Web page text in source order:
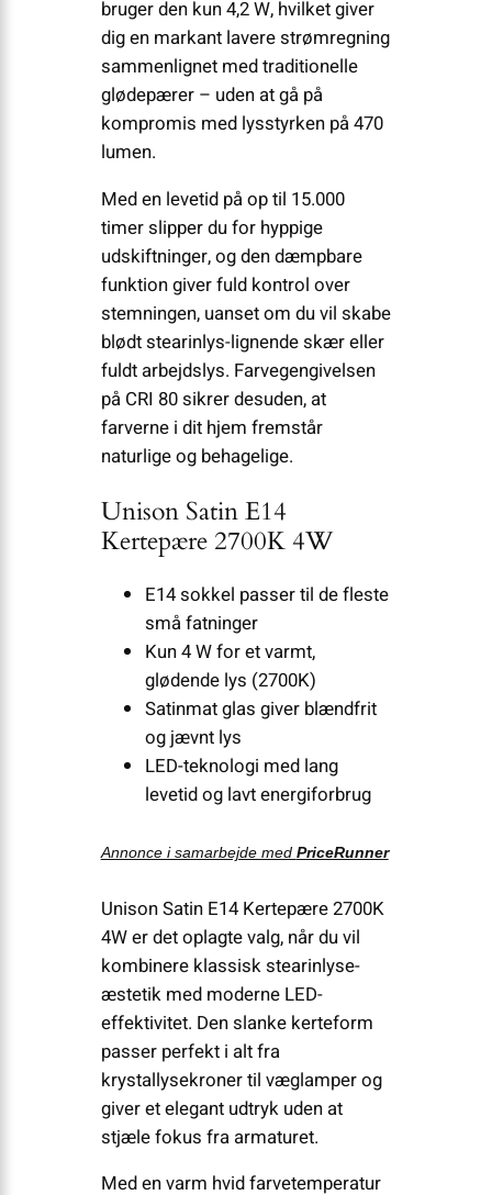
bruger den kun 4,2 W, hvilket giver
dig en markant lavere strømregning
sammenlignet med traditionelle
glødepærer – uden at gå på
kompromis med lysstyrken på 470
lumen.
Med en levetid på op til 15.000
timer slipper du for hyppige
udskiftninger, og den dæmpbare
funktion giver fuld kontrol over
stemningen, uanset om du vil skabe
blødt stearinlys-lignende skær eller
fuldt arbejdslys. Farvegengivelsen
på CRI 80 sikrer desuden, at
farverne i dit hjem fremstår
naturlige og behagelige.
Unison Satin E14
Kertepære 2700K 4W
E14 sokkel passer til de fleste
små fatninger
Kun 4 W for et varmt,
glødende lys (2700K)
Satinmat glas giver blændfrit
og jævnt lys
LED-teknologi med lang
levetid og lavt energiforbrug
Annonce i samarbejde med PriceRunner
Unison Satin E14 Kertepære 2700K
4W er det oplagte valg, når du vil
kombinere klassisk stearinlyse-
æstetik med moderne LED-
effektivitet. Den slanke kerteform
passer perfekt i alt fra
krystallysekroner til væglamper og
giver et elegant udtryk uden at
stjæle fokus fra armaturet.
Med en varm hvid farvetemperatur